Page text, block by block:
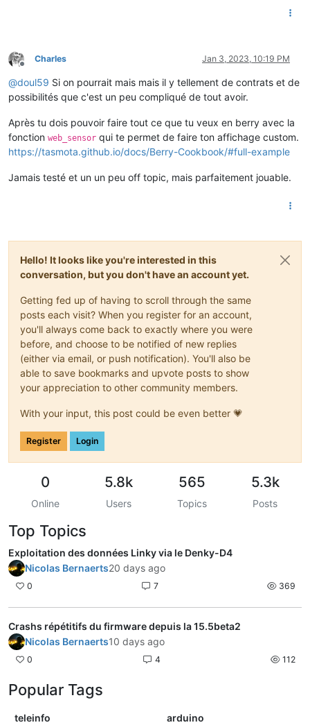
Offline
Charles Jan 3, 2023, 10:19 PM
@doul59 Si on pourrait mais mais il y tellement de contrats et de
possibilités que c'est un peu compliqué de tout avoir.
Après tu dois pouvoir faire tout ce que tu veux en berry avec la
fonction web_sensor qui te permet de faire ton affichage custom.
https://tasmota.github.io/docs/Berry-Cookbook/#full-example
Jamais testé et un un peu off topic, mais parfaitement jouable.
Hello! It looks like you're interested in this
conversation, but you don't have an account yet.
Getting fed up of having to scroll through the same
posts each visit? When you register for an account,
you'll always come back to exactly where you were
before, and choose to be notified of new replies
(either via email, or push notification). You'll also be
able to save bookmarks and upvote posts to show
your appreciation to other community members.
With your input, this post could be even better 💗
Register Login
0
Online
5.8k
Users
565
Topics
5.3k
Posts
Top Topics
Exploitation des données Linky via le Denky-D4
Nicolas Bernaerts20 days ago
0 7 369
Crashs répétitifs du firmware depuis la 15.5beta2
Nicolas Bernaerts10 days ago
0 4 112
Popular Tags
teleinfo arduino